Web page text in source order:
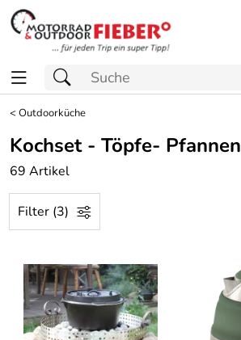
<Outdoorküche
Kochset - Töpfe- Pfannen
69 Artikel
Filter (3)